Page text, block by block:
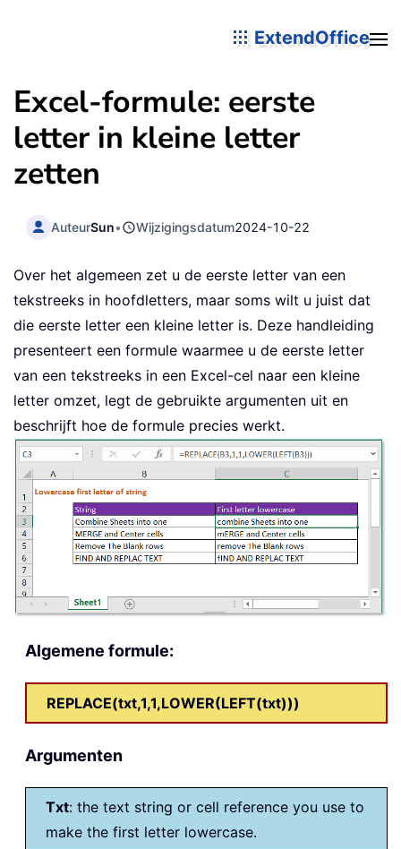
ExtendOffice
Excel-formule: eerste
letter in kleine letter
zetten
AuteurSun• Wijzigingsdatum2024-10-22
Over het algemeen zet u de eerste letter van een
tekstreeks in hoofdletters, maar soms wilt u juist dat
die eerste letter een kleine letter is. Deze handleiding
presenteert een formule waarmee u de eerste letter
van een tekstreeks in een Excel-cel naar een kleine
letter omzet, legt de gebruikte argumenten uit en
beschrijft hoe de formule precies werkt.
Algemene formule:
REPLACE(txt,1,1,LOWER(LEFT(txt)))
Argumenten
Txt: the text string or cell reference you use to
make the first letter lowercase.